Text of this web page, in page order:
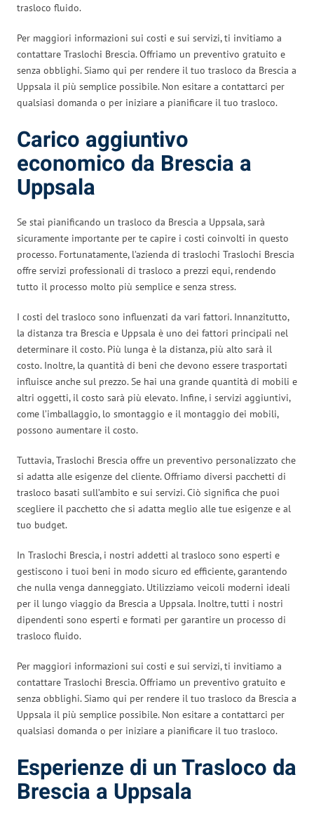
trasloco fluido.
Per maggiori informazioni sui costi e sui servizi, ti invitiamo a
contattare Traslochi Brescia. Offriamo un preventivo gratuito e
senza obblighi. Siamo qui per rendere il tuo trasloco da Brescia a
Uppsala il più semplice possibile. Non esitare a contattarci per
qualsiasi domanda o per iniziare a pianificare il tuo trasloco.
Carico aggiuntivo
economico da Brescia a
Uppsala
Se stai pianificando un trasloco da Brescia a Uppsala, sarà
sicuramente importante per te capire i costi coinvolti in questo
processo. Fortunatamente, l’azienda di traslochi Traslochi Brescia
offre servizi professionali di trasloco a prezzi equi, rendendo
tutto il processo molto più semplice e senza stress.
I costi del trasloco sono influenzati da vari fattori. Innanzitutto,
la distanza tra Brescia e Uppsala è uno dei fattori principali nel
determinare il costo. Più lunga è la distanza, più alto sarà il
costo. Inoltre, la quantità di beni che devono essere trasportati
influisce anche sul prezzo. Se hai una grande quantità di mobili e
altri oggetti, il costo sarà più elevato. Infine, i servizi aggiuntivi,
come l’imballaggio, lo smontaggio e il montaggio dei mobili,
possono aumentare il costo.
Tuttavia, Traslochi Brescia offre un preventivo personalizzato che
si adatta alle esigenze del cliente. Offriamo diversi pacchetti di
trasloco basati sull’ambito e sui servizi. Ciò significa che puoi
scegliere il pacchetto che si adatta meglio alle tue esigenze e al
tuo budget.
In Traslochi Brescia, i nostri addetti al trasloco sono esperti e
gestiscono i tuoi beni in modo sicuro ed efficiente, garantendo
che nulla venga danneggiato. Utilizziamo veicoli moderni ideali
per il lungo viaggio da Brescia a Uppsala. Inoltre, tutti i nostri
dipendenti sono esperti e formati per garantire un processo di
trasloco fluido.
Per maggiori informazioni sui costi e sui servizi, ti invitiamo a
contattare Traslochi Brescia. Offriamo un preventivo gratuito e
senza obblighi. Siamo qui per rendere il tuo trasloco da Brescia a
Uppsala il più semplice possibile. Non esitare a contattarci per
qualsiasi domanda o per iniziare a pianificare il tuo trasloco.
Esperienze di un Trasloco da
Brescia a Uppsala